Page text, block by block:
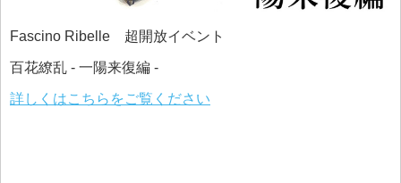
Fascino Ribelle 超開放イベント
百花繚乱 - 一陽来復編 -
詳しくはこちらをご覧ください